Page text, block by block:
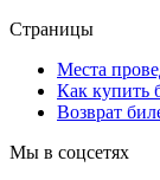
Страницы
Места
Как купить
Возврат
Мы в соцсетях